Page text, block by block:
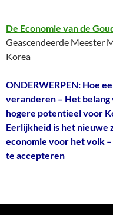
De Economie van de
Geascendeerde Meester
Korea
ONDERWERPEN: Hoe
veranderen – Het
hogere potentieel voor
Eerlijkheid is het nieuwe
economie voor het volk
te accepteren